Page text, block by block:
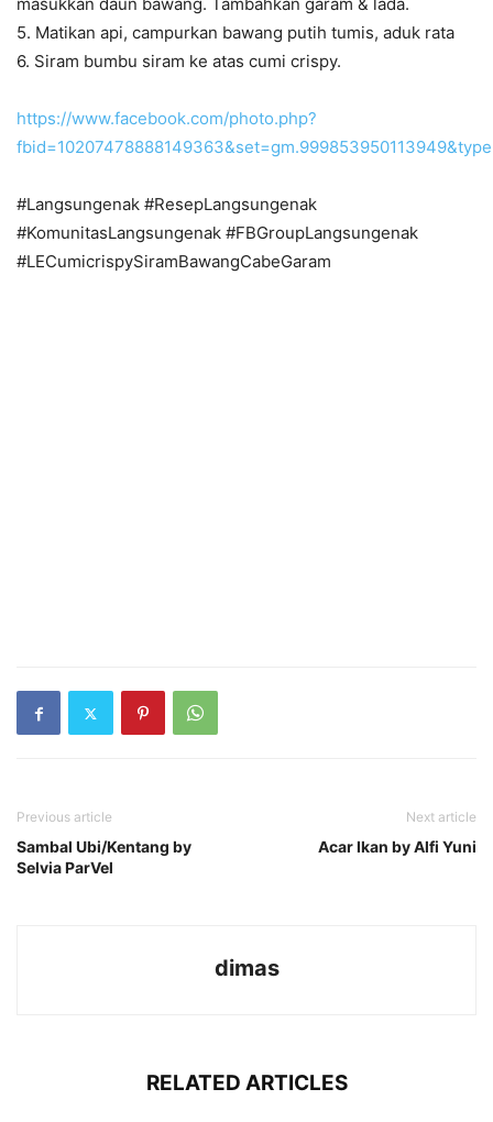
5. Matikan api, campurkan bawang putih tumis, aduk rata
6. Siram bumbu siram ke atas cumi crispy.
https://www.facebook.com/photo.php?
#Langsungenak #ResepLangsungenak
#KomunitasLangsungenak #FBGroupLangsungenak
#LECumicrispySiramBawangCabeGaram
Previous article
Sambal Ubi/Kentang by
Selvia ParVel
Next article
Acar Ikan by Alfi Yuni
dimas
RELATED ARTICLES